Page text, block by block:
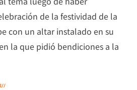
de la festividad de la
con un altar instalado en su
la que pidió bendiciones a la